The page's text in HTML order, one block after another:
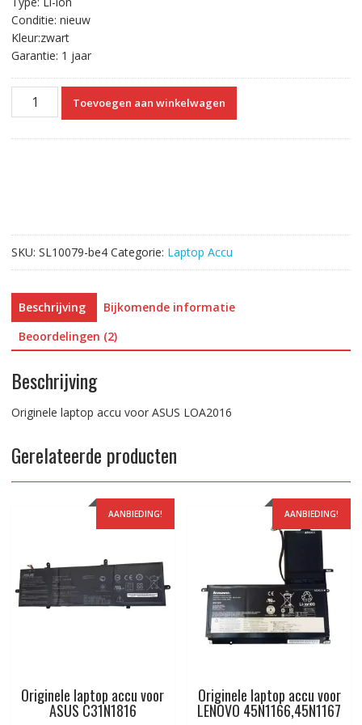
Conditie: nieuw
Kleur:zwart
Garantie: 1 jaar
Originele
Toevoegen aan winkelwagen
SKU: SL10079-be4 Categorie: Laptop Accu
Beschrijving
Bijkomende informatie
Beoordelingen (2)
Beschrijving
Originele laptop accu voor ASUS LOA2016
Gerelateerde producten
AANBIEDING!
Originele laptop accu voor
ASUS C31N1816
AANBIEDING!
Originele laptop accu voor
LENOVO 45N1166,45N1167